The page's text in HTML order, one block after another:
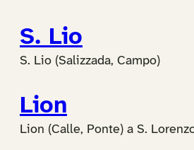
S. Lio
S. Lio (Salizzada, Campo)
Lion
Lion (Calle, Ponte) a S.